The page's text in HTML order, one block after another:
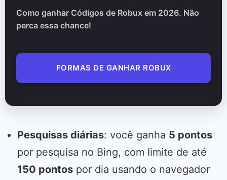
Como ganhar Códigos de Robux em 2026. Não
perca essa chance!
FORMAS DE GANHAR ROBUX
Pesquisas diárias: você ganha 5 pontos
por pesquisa no Bing, com limite de até
150 pontos por dia usando o navegador